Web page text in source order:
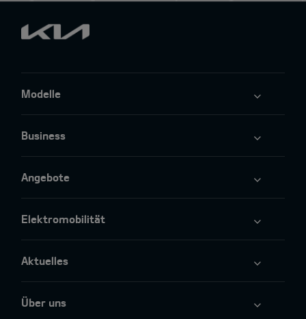
Modelle
Business
Angebote
Elektromobilität
Aktuelles
Über uns